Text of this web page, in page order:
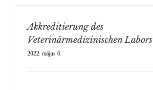
Akkreditierung des
Veterinärmedizinischen Labors
2022. május 6.